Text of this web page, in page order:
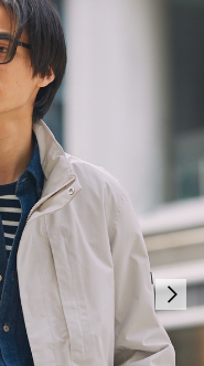
スタート！
返品無料
了のお知らせ